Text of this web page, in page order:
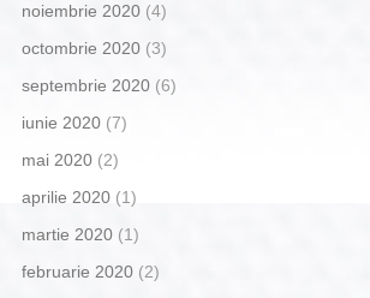
noiembrie 2020(4)
octombrie 2020(3)
septembrie 2020(6)
iunie 2020(7)
mai 2020(2)
aprilie 2020(1)
martie 2020(1)
februarie 2020(2)